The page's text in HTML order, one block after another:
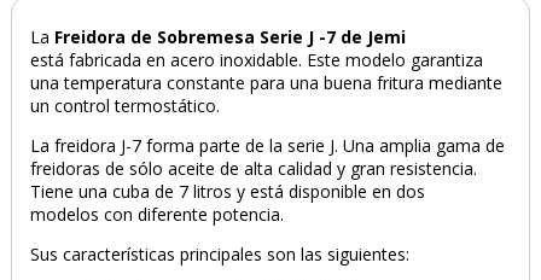
PRODUCTO AÑADIDO AL CARRITO
La Freidora de Sobremesa Serie J -7 de Jemi
está fabricada en acero inoxidable. Este modelo garantiza
una temperatura constante para una buena fritura mediante
un control termostático.
La freidora J-7 forma parte de la serie J. Una amplia gama de
freidoras de sólo aceite de alta calidad y gran resistencia.
Tiene una cuba de 7 litros y está disponible en dos
modelos con diferente potencia.
Sus características principales son las siguientes: